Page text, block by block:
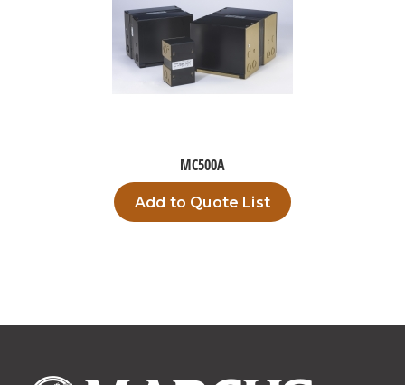
MC500A
Add to Quote List